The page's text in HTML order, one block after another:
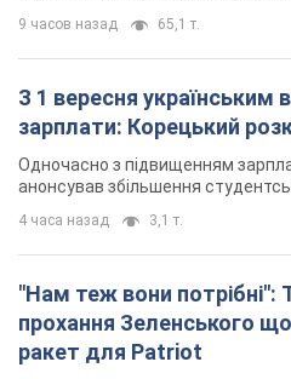
9 часов назад 65,1 т.
З 1 вересня українським
зарплати: Корецький
Одночасно з підвищенням
анонсував збільшення
4 часа назад 3,1 т.
"Нам теж вони потрібні":
прохання Зеленського
ракет для Patriot